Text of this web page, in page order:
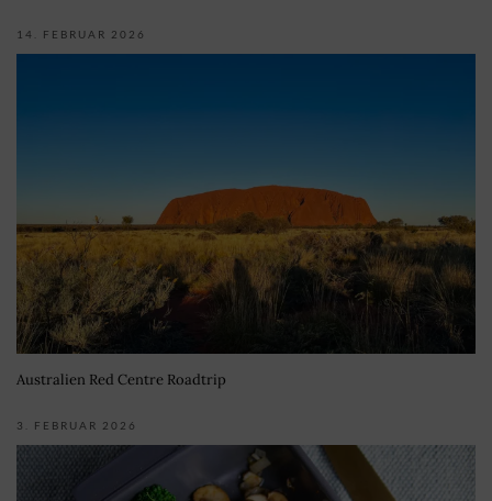
14. FEBRUAR 2026
Australien Red Centre Roadtrip
3. FEBRUAR 2026